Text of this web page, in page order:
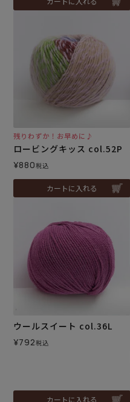
残りわずか！お早めに♪
ロービングキッス col.52P
¥880税込
カートに入れる
ウールスイート col.36L
¥792税込
カートに入れる